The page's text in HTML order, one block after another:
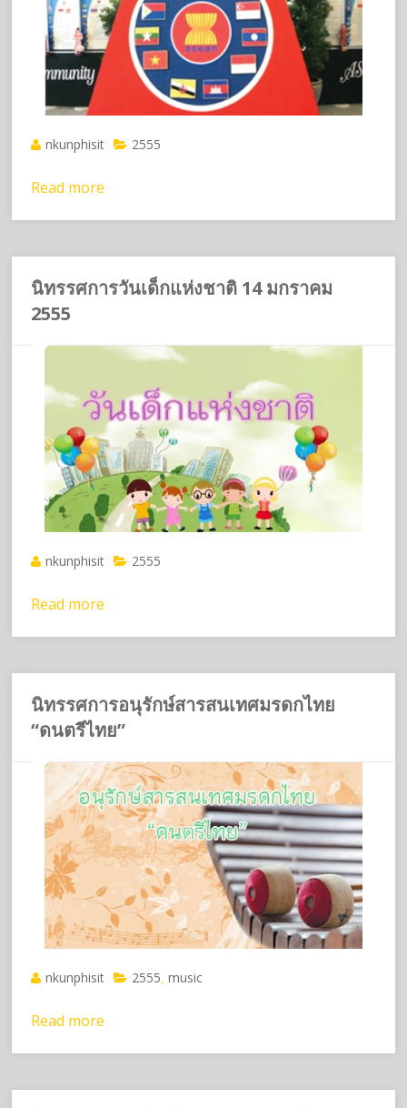
nkunphisit 2555
Read more
นิทรรศการวันเด็กแห่งชาติ 14 มกราคม
2555
nkunphisit 2555
Read more
นิทรรศการอนุรักษ์สารสนเทศมรดกไทย
“ดนตรีไทย”
nkunphisit 2555 ,music
Read more